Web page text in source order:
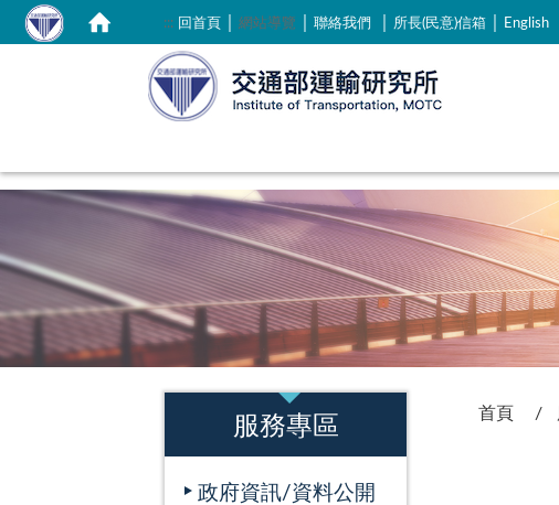
::: 回首頁｜ 網站導覽 聯絡我們｜ 所長(民意)信箱｜ English
服務專區
政府資訊/資料公開
首頁